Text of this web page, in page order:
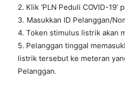
2. Klik ‘PLN Peduli COVID-19’
3. Masukkan ID Pelanggan/
4. Token stimulus listrik akan
5. Pelanggan tinggal
listrik tersebut ke meteran
Pelanggan.